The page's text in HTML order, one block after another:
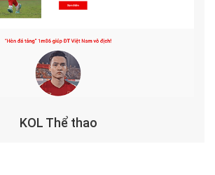
KOL Thể thao